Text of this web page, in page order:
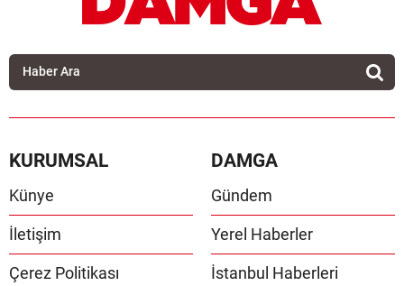
KURUMSAL
Künye
İletişim
Çerez Politikası
DAMGA
Gündem
Yerel Haberler
İstanbul Haberleri